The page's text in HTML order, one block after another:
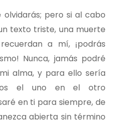
olvidarás; pero si al cabo
texto triste, una muerte
a mí, ¡podrás
Nunca, jamás podré
alma, y para ello sería
el uno en el otro
en ti para siempre, de
abierta sin término